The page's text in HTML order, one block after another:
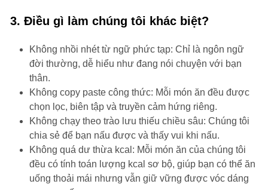
3. Điều gì làm chúng tôi khác biệt?
Không nhồi nhét từ ngữ phức tạp: Chỉ là ngôn ngữ
đời thường, dễ hiểu như đang nói chuyện với bạn
thân.
Không copy paste công thức: Mỗi món ăn đều được
chọn lọc, biên tập và truyền cảm hứng riêng.
Không chạy theo trào lưu thiếu chiều sâu: Chúng tôi
chia sẻ để bạn nấu được và thấy vui khi nấu.
Không quá dư thừa kcal: Mỗi món ăn của chúng tôi
đều có tính toán lượng kcal sơ bộ, giúp bạn có thể ăn
uống thoải mái nhưng vẫn giữ vững được vóc dáng